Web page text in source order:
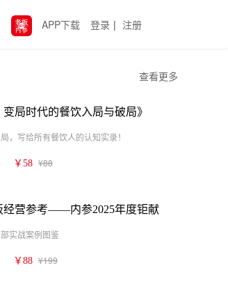
APP下载 登录 | 注册
查看更多
变局时代的餐饮入局与破局》
，写给所有餐饮人的认知实录！
￥58 ¥88
经营参考——内参2025年度钜献
实战案例图鉴
￥88 ¥199